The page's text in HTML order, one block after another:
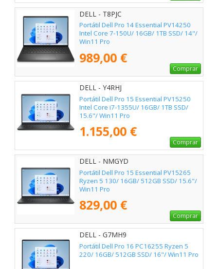
DELL - T8PJC
Portátil Dell Pro 14 Essential PV14250
Intel Core 7-150U/ 16GB/ 1TB SSD/ 14"/
Win11 Pro
989,00 €
Comprar
DELL - Y4RHJ
Portátil Dell Pro 15 Essential PV15250
Intel Core i7-1355U/ 16GB/ 1TB SSD/
15.6"/ Win11 Pro
1.155,00 €
Comprar
DELL - NMGYD
Portátil Dell Pro 15 Essential PV15265
Ryzen 5 130/ 16GB/ 512GB SSD/ 15.6"/
Win11 Pro
829,00 €
Comprar
DELL - G7MH9
Portátil Dell Pro 16 PC16255 Ryzen 5
220/ 16GB/ 512GB SSD/ 16"/ Win11 Pro